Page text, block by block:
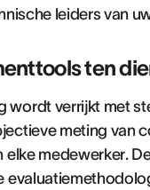
leiders van
ten
wordt verrijkt met
meting van
medewerker.